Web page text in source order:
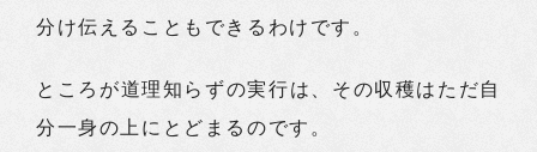
分け伝えることもできるわけです。
ところが道理知らずの実行は、その収穫はただ自
分一身の上にとどまるのです。